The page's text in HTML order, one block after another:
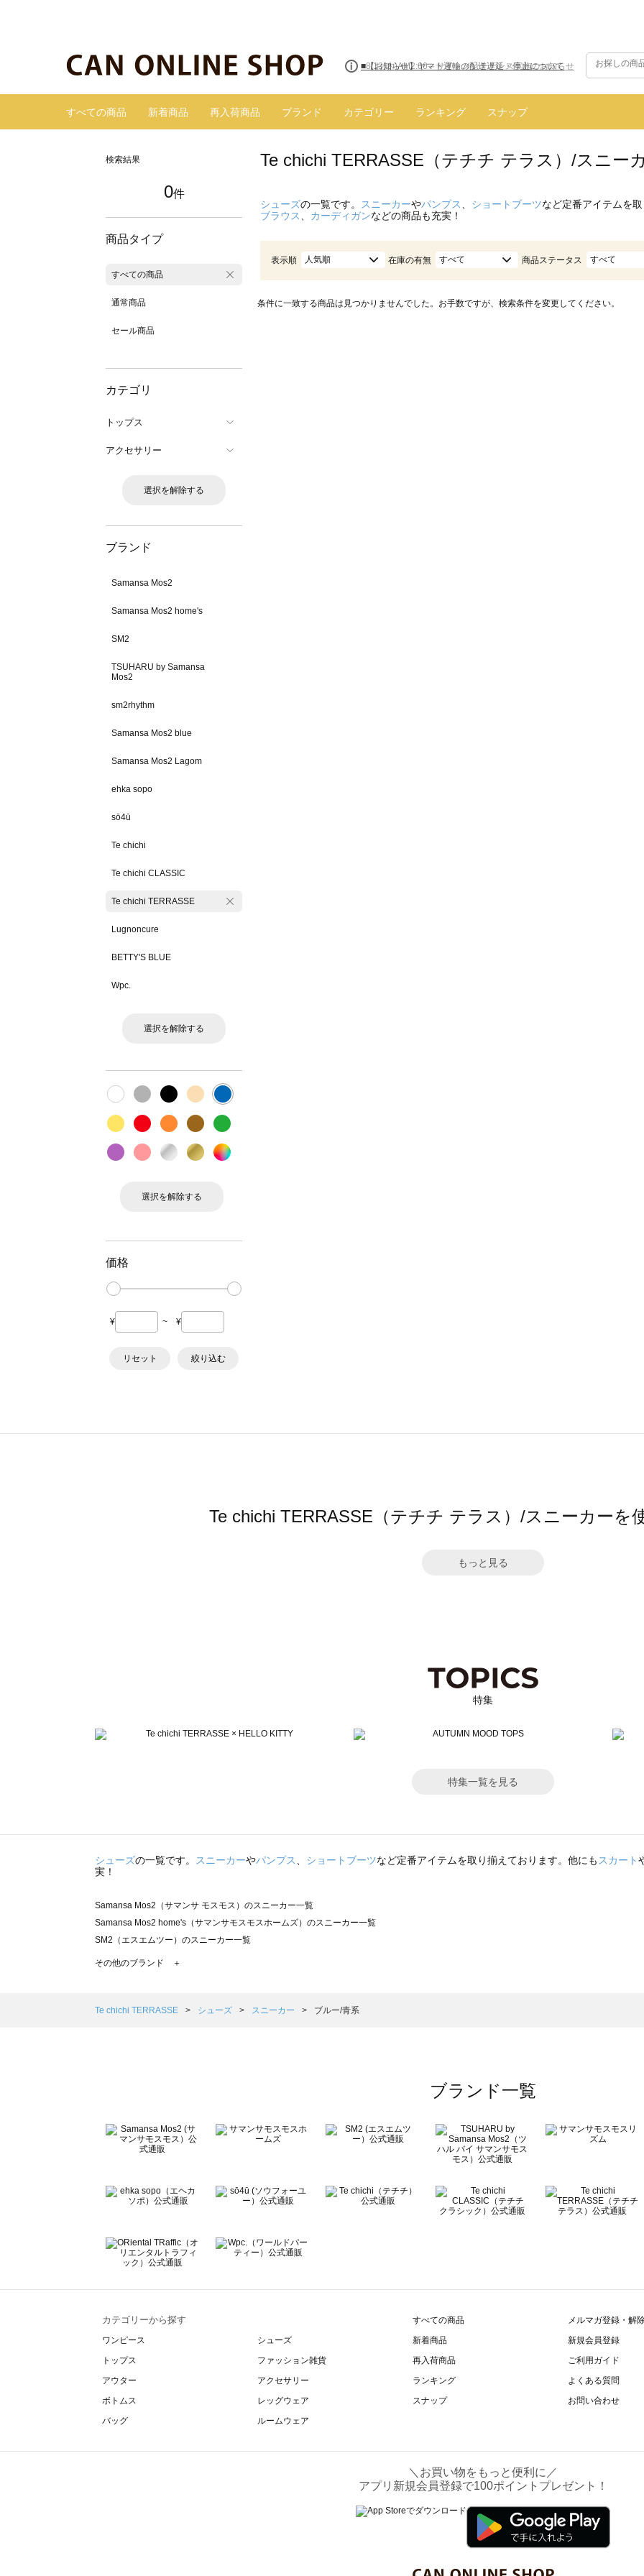
■【お知らせ】ヤマト運輸の配送遅延・停止について
すべての商品 新着商品 再入荷商品 ブランド カテゴリー ランキング スナップ
検索結果
0件
商品タイプ
すべての商品
通常商品
セール商品
カテゴリ
トップス
アクセサリー
選択を解除する
ブランド
Samansa Mos2
Samansa Mos2 home's
SM2
TSUHARU by Samansa
Mos2
sm2rhythm
Samansa Mos2 blue
Samansa Mos2 Lagom
ehka sopo
sō4ū
Te chichi
Te chichi CLASSIC
Te chichi TERRASSE
Lugnoncure
BETTY'S BLUE
Wpc.
選択を解除する
選択を解除する
価格
¥ ~ ¥
リセット 絞り込む
Te chichi TERRASSE（テチチ テラス）/スニー
シューズの一覧です。 スニーカーやパンプス ショートブーツなど定番アイテムを
ブラウス
カーディガンなどの商品も充実！
表示順 人気順 在庫の有無 すべて 商品ステータス すべて
条件に一致する商品は見つかりませんでした。お手数ですが、検索条件を変更してください。
Te chichi TERRASSE（テチチ テラス）/スニーカーを
もっと見る
特集
特集一覧を見る
シューズの一覧です。 スニーカーやパンプス ショートブーツなど定番アイテムを取り揃えております。他にも スカート
実！
Samansa Mos2（サマンサ モスモス）のスニーカー一覧
Samansa Mos2 home's（サマンサモスモスホームズ）のスニーカー一覧
SM2（エスエムツー）のスニーカー一覧
TSUHARU by Samansa Mos2（ツハルバイサマンサモスモス）のスニーカー一覧
Samansa Mos2 Lagom（サマンサモスモス ラーゴム）のスニーカー一覧
BETTY'S BLUE（べティーズブルー）のスニーカー一覧
Wpc.（ワールドパーティー）のスニーカー一覧
その他のブランド ＋
Te chichi TERRASSE シューズ スニーカー ブルー/青系
ブランド一覧
カテゴリーから探す
ワンピース
トップス
アウター
ボトムス
バッグ
シューズ
ファッション雑貨
アクセサリー
レッグウェア
ルームウェア
すべての商品
新着商品
再入荷商品
ランキング
スナップ
メルマガ登録・解
新規会員登録
ご利用ガイド
よくある質問
お問い合わせ
＼お買い物をもっと便利に／
アプリ新規会員登録で100ポイントプレゼント！